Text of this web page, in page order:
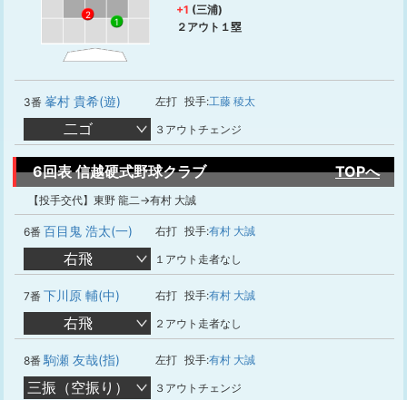
1
2
+1 (三浦)
２アウト１塁
3番 峯村 貴希(遊) 左打 投手:工藤 稜太
二ゴ ３アウトチェンジ
6回表 信越硬式野球クラブ TOPへ
【投手交代】東野 龍二→有村 大誠
6番 百目鬼 浩太(一) 右打 投手:有村 大誠
右飛 １アウト走者なし
7番 下川原 輔(中) 右打 投手:有村 大誠
右飛 ２アウト走者なし
8番駒瀬 友哉(指) 左打 投手:有村 大誠
三振（空振り） ３アウトチェンジ